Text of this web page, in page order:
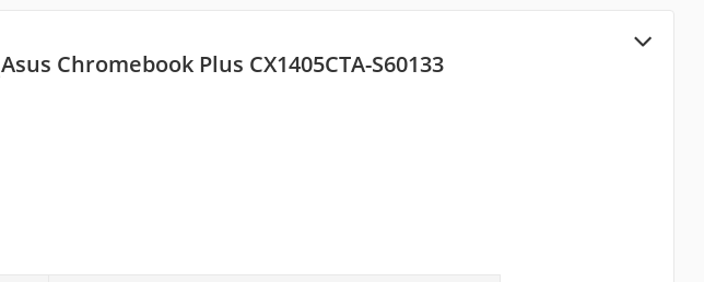
Asus Chromebook Plus CX1405CTA-S60133